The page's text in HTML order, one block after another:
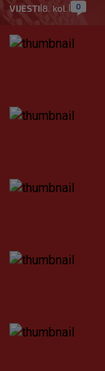
VIJESTI 8. kol. 0